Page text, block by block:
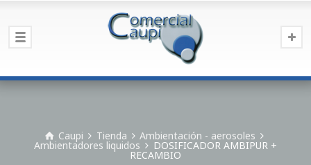
Caupi Tienda Ambientación - aerosoles
Ambientadores liquidos DOSIFICADOR AMBIPUR +
RECAMBIO